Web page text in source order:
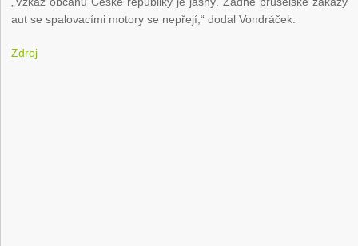
aut se spalovacími motory se nepřejí,“ dodal Vondráček.
Zdroj